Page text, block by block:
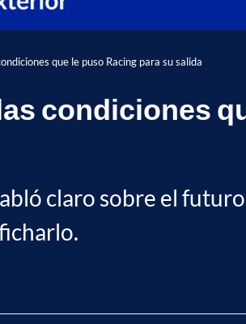
que le puso Racing para su salida
condiciones
claro sobre el